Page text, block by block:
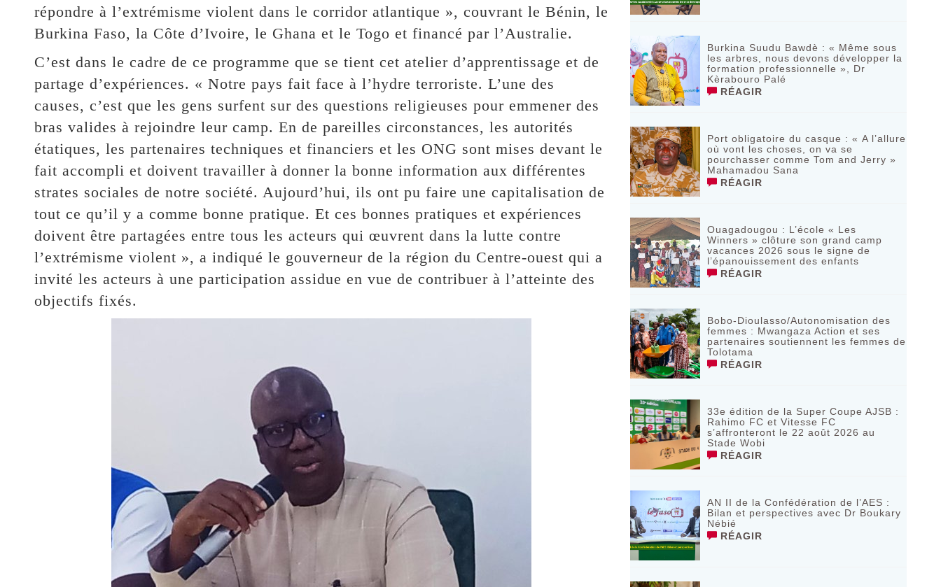
répondre à l’extrémisme violent dans le corridor atlantique », couvrant le Bénin, le
Burkina Faso, la Côte d’Ivoire, le Ghana et le Togo et financé par l’Australie.
C’est dans le cadre de ce programme que se tient cet atelier d’apprentissage et de
partage d’expériences. « Notre pays fait face à l’hydre terroriste. L’une des
causes, c’est que les gens surfent sur des questions religieuses pour emmener des
bras valides à rejoindre leur camp. En de pareilles circonstances, les autorités
étatiques, les partenaires techniques et financiers et les ONG sont mises devant le
fait accompli et doivent travailler à donner la bonne information aux différentes
strates sociales de notre société. Aujourd’hui, ils ont pu faire une capitalisation de
tout ce qu’il y a comme bonne pratique. Et ces bonnes pratiques et expériences
doivent être partagées entre tous les acteurs qui œuvrent dans la lutte contre
l’extrémisme violent », a indiqué le gouverneur de la région du Centre-ouest qui a
invité les acteurs à une participation assidue en vue de contribuer à l’atteinte des
objectifs fixés.
Burkina Suudu Bawdè : « Même sous
les arbres, nous devons développer la
formation professionnelle », Dr
Kèrabouro Palé
RÉAGIR
Port obligatoire du casque : « A l’allure
où vont les choses, on va se
pourchasser comme Tom and Jerry »
Mahamadou Sana
RÉAGIR
Ouagadougou : L’école « Les
Winners » clôture son grand camp
vacances 2026 sous le signe de
l’épanouissement des enfants
RÉAGIR
Bobo-Dioulasso/Autonomisation des
femmes : Mwangaza Action et ses
partenaires soutiennent les femmes de
Tolotama
RÉAGIR
33e édition de la Super Coupe AJSB :
Rahimo FC et Vitesse FC
s’affronteront le 22 août 2026 au
Stade Wobi
RÉAGIR
AN II de la Confédération de l’AES :
Bilan et perspectives avec Dr Boukary
Nébié
RÉAGIR